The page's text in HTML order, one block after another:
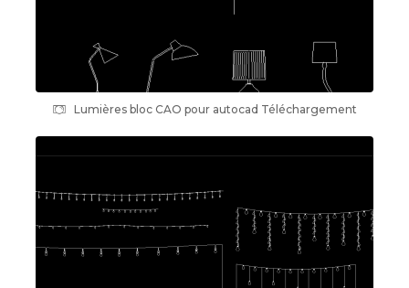
Lumières bloc CAO pour autocad Téléchargement